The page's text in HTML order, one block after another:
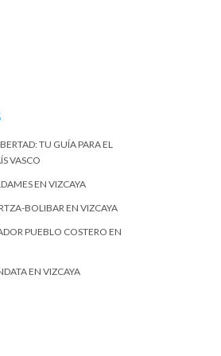
TU GUÍA PARA EL
VASCO
EN VIZCAYA
BOLIBAR EN VIZCAYA
PUEBLO COSTERO EN
EN VIZCAYA